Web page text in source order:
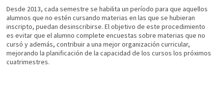
Desde 2013, cada semestre se habilita un período para que aquellos
alumnos que no estén cursando materias en las que se hubieran
inscripto, puedan desinscribirse. El objetivo de este procedimiento
es evitar que el alumno complete encuestas sobre materias que no
cursó y además, contribuir a una mejor organización curricular,
mejorando la planificación de la capacidad de los cursos los próximos
cuatrimestres.